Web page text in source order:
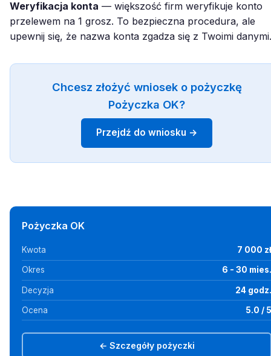
Weryfikacja konta — większość firm weryfikuje konto
przelewem na 1 grosz. To bezpieczna procedura, ale
upewnij się, że nazwa konta zgadza się z Twoimi danymi.
Chcesz złożyć wniosek o pożyczkę
Pożyczka OK?
Przejdź do wniosku →
Pożyczka OK
Kwota 7 000 zł
Okres 6 - 30 mies.
Decyzja 24 godz.
Ocena 5.0 / 5
← Szczegóły pożyczki